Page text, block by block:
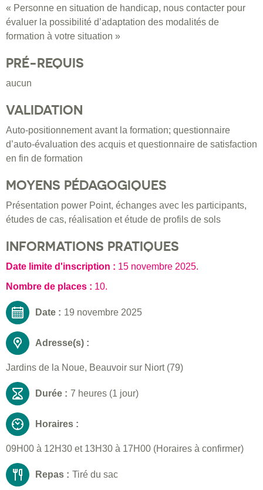
« Personne en situation de handicap, nous contacter pour
évaluer la possibilité d’adaptation des modalités de
formation à votre situation »
PRÉ-REQUIS
aucun
VALIDATION
Auto-positionnement avant la formation; questionnaire
d’auto-évaluation des acquis et questionnaire de satisfaction
en fin de formation
MOYENS PÉDAGOGIQUES
Présentation power Point, échanges avec les participants,
études de cas, réalisation et étude de profils de sols
INFORMATIONS PRATIQUES
Date limite d'inscription : 15 novembre 2025.
Nombre de places : 10.
Date : 19 novembre 2025
Adresse(s) :
Jardins de la Noue, Beauvoir sur Niort (79)
Durée : 7 heures (1 jour)
Horaires :
09H00 à 12H30 et 13H30 à 17H00 (Horaires à confirmer)
Repas : Tiré du sac